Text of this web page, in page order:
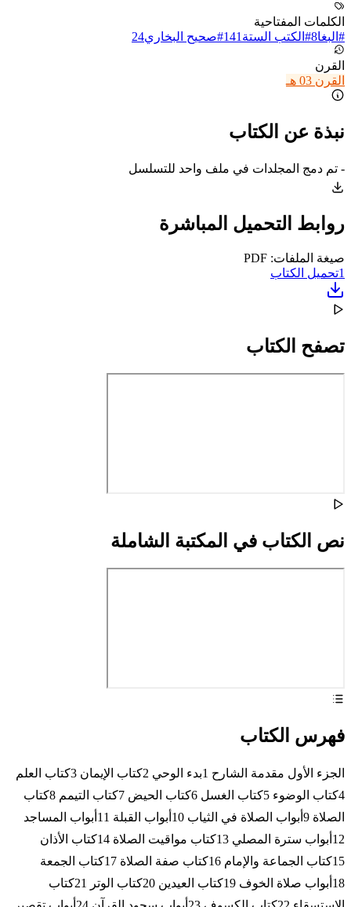
الكلمات المفتاحية
# البغا8
# الكتب الستة 141
#صحيح البخاري24
القرن
القرن 03 هـ
نبذة عن الكتاب
- تم دمج المجلدات في ملف واحد للتسلسل
روابط التحميل المباشرة
صيغة الملفات: PDF
1تحميل الكتاب
تصفح الكتاب
نص الكتاب في المكتبة الشاملة
فهرس الكتاب
الجزء الأول مقدمة الشارح 1بدء الوحي 2كتاب الإيمان 3كتاب العلم
4كتاب الوضوء 5كتاب الغسل 6كتاب الحيض 7كتاب التيمم 8كتاب
الصلاة 9أبواب الصلاة في الثياب 10أبواب القبلة 11أبواب المساجد
12أبواب سترة المصلي 13كتاب مواقيت الصلاة 14كتاب الأذان
15كتاب الجماعة والإمام 16كتاب صفة الصلاة 17كتاب الجمعة
18أبواب صلاة الخوف 19كتاب العيدين 20كتاب الوتر 21كتاب